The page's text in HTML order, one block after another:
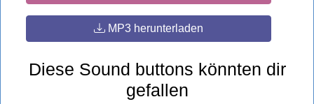
MP3 herunterladen
Diese Sound buttons könnten dir
gefallen